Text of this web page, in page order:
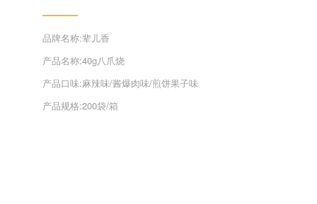
品牌名称:辈儿香
产品名称:40g八爪烧
产品口味:麻辣味/酱爆肉味/煎饼果子味
产品规格:200袋/箱